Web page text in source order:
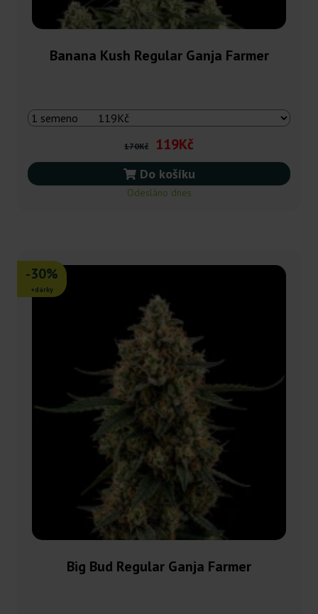
Banana Kush Regular Ganja Farmer
170Kč 119Kč
Do košíku
Odesláno dnes
-30%
+dárky
Big Bud Regular Ganja Farmer